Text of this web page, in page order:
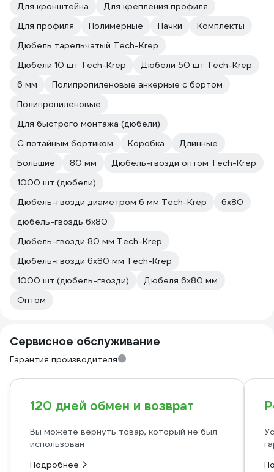
Для кронштейна
Для крепления профиля
Для профиля
Полимерные Пачки
Комплекты
Дюбель тарельчатый Tech-Krep
Дюбели 10 шт Tech-Krep
Дюбели 50 шт Tech-Krep
6 мм
Полипропиленовые анкерные с бортом
Полипропиленовые
Для быстрого монтажа (дюбели)
С потайным бортиком
Коробка
Длинные
Большие
80 мм
Дюбель-гвозди оптом Tech-Krep
1000 шт (дюбели)
Дюбель-гвозди диаметром 6 мм Tech-Krep
6х80
дюбель-гвоздь 6х80
Дюбель-гвозди 80 мм Tech-Krep
Дюбель-гвозди 6х80 мм Tech-Krep
1000 шт (дюбель-гвозди)
Дюбеля 6х80 мм
Оптом
Сервисное обслуживание
Гарантия производителя
120 дней обмен и возврат
Вы можете вернуть товар, который не был
использован
Подробнее